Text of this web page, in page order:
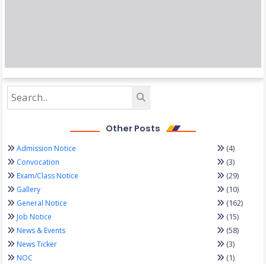
Other Posts
Admission Notice (4)
Convocation (3)
Exam/Class Notice (29)
Gallery (10)
General Notice (162)
Job Notice (15)
News & Events (58)
News Ticker (3)
NOC (1)